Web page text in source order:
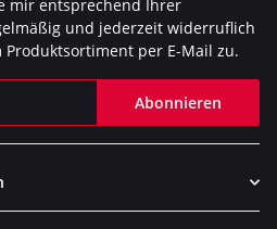
mir entsprechend Ihrer
und jederzeit widerruflich
per E-Mail zu.
Abonnieren